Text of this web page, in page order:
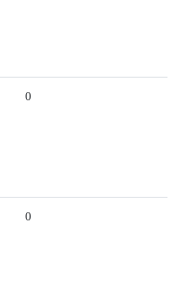
0
0